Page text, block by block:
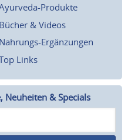
Produkte
Bücher & Videos
Nahrungs-Ergänzungen
Links
Neuheiten & Specials